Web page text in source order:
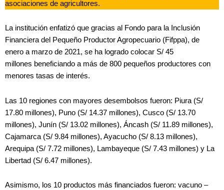
asociaciones de agricultores.
La institución enfatizó que gracias al Fondo para la Inclusión
Financiera del Pequeño Productor Agropecuario (Fifppa), de
enero a marzo de 2021, se ha logrado colocar S/ 45
millones beneficiando a más de 800 pequeños productores con
menores tasas de interés.
Las 10 regiones con mayores desembolsos fueron: Piura (S/
17.80 millones), Puno (S/ 14.37 millones), Cusco (S/ 13.70
millones), Junín (S/ 13.02 millones), Áncash (S/ 11.89 millones),
Cajamarca (S/ 9.84 millones), Ayacucho (S/ 8.13 millones),
Arequipa (S/ 7.72 millones), Lambayeque (S/ 7.43 millones) y La
Libertad (S/ 6.47 millones).
Asimismo, los 10 productos más financiados fueron: vacuno –